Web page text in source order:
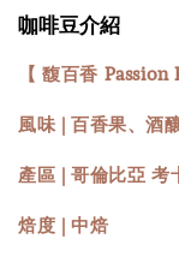
咖啡豆介紹
【 馥百香 Passion
風味 | 百香果、酒
產區 | 哥倫比亞 考
焙度 | 中焙